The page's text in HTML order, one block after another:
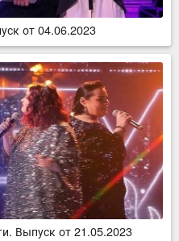
от 04.06.2023
Выпуск от 21.05.2023